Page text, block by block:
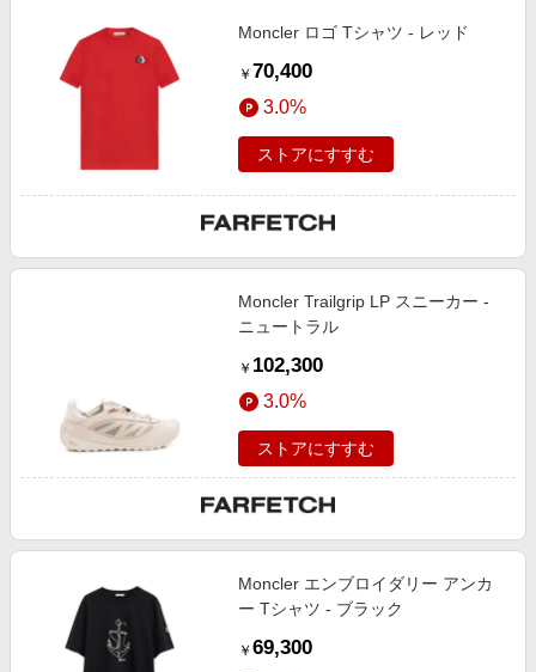
Moncler ロゴ Tシャツ - レッド
￥ 70,400
3.0%
ストアにすすむ
Moncler Trailgrip LP スニーカー -
ニュートラル
￥ 102,300
3.0%
ストアにすすむ
Moncler エンブロイダリー アンカ
ー Tシャツ - ブラック
￥ 69,300